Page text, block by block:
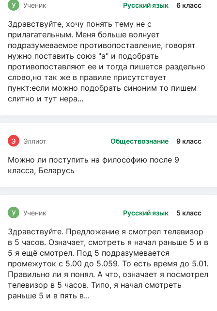
Русский язык 6 класс
У Ученик
Здравствуйте, хочу понять тему не с
прилагательным. Меня больше волнует
подразумеваемое противопоставление, говорят
нужно поставить союз "а" и подобрать
противопоставляют ее и тогда пишется раздельно
слово,но так же в правиле присутствует
пункт:если можно подобрать синоним то пишем
слитно и тут нера...
Обществознание 9 класс
Э Эллиот
Можно ли поступить на философию после 9
класса, Беларусь
Русский язык 5 класс
У Ученик
Здравствуйте. Предложение я смотрел телевизор
в 5 часов. Означает, смотреть я начал раньше 5 и в
5 я ещё смотрел. Под 5 подразумевается
промежуток с 5.00 до 5.059. То есть время до 5.01.
Правильно ли я понял. А что, означает я посмотрел
телевизор в 5 часов. Типо, я начал смотреть
раньше 5 и в пять в...